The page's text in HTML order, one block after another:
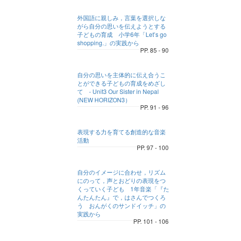
外国語に親しみ，言葉を選択しな
がら自分の思いを伝えようとする
子どもの育成 小学6年「Let’s go
shopping.」の実践から
PP. 85 - 90
自分の思いを主体的に伝え合うこ
とができる子どもの育成をめざし
て - Unit3 Our Sister in Nepal
(NEW HORIZON3）
PP. 91 - 96
表現する力を育てる創造的な音楽
活動
PP. 97 - 100
自分のイメージに合わせ，リズム
にのって，声とおどりの表現をつ
くっていく子ども 1年音楽「『た
んたんたん』で，はさんでつくろ
う おんがくのサンドイッチ」の
実践から
PP. 101 - 106